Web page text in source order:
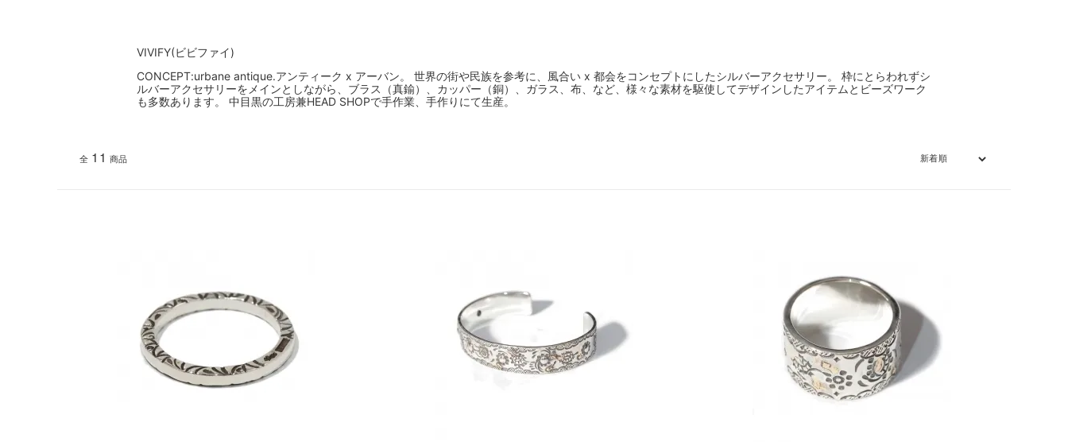
VIVIFY(ビビファイ)
CONCEPT:urbane antique.アンティーク x アーバン。 世界の街や民族を参考に、風合い x 都会をコンセプトにしたシルバーアクセサリー。 枠にとらわれずシ
ルバーアクセサリーをメインとしながら、ブラス（真鍮）、カッパー（銅）、ガラス、布、など、様々な素材を駆使してデザインしたアイテムとビーズワーク
も多数あります。 中目黒の工房兼HEAD SHOPで手作業、手作りにて生産。
全 11 商品